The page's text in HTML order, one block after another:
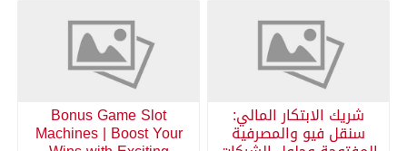
شريك الابتكار المالي:
سنقل فيو والمصرفية
Bonus Game Slot
Machines | Boost Your